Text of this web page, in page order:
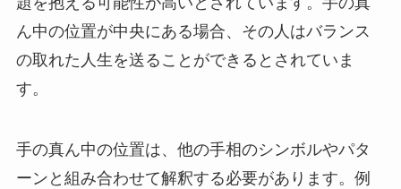
ん中の位置が中央にある場合、その人はバランス
の取れた人生を送ることができるとされていま
す。
手の真ん中の位置は、他の手相のシンボルやパタ
ーンと組み合わせて解釈する必要があります。例